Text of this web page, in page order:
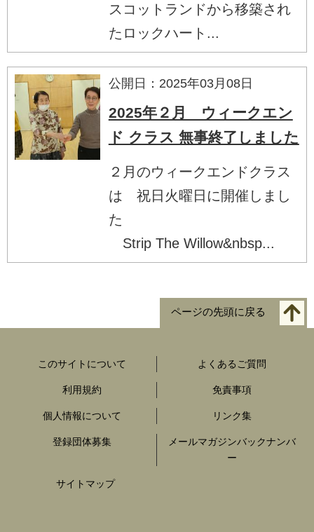
スコットランドから移築され
たロックハート...
公開日：2025年03月08日
2025年２月 ウィークエン
ド クラス 無事終了しました
２月のウィークエンドクラス
は 祝日火曜日に開催しまし
た
Strip The Willow&nbsp...
ページの先頭に戻る
このサイトについて よくあるご質問
利用規約 免責事項
個人情報について リンク集
登録団体募集
メールマガジンバックナンバ
ー
サイトマップ